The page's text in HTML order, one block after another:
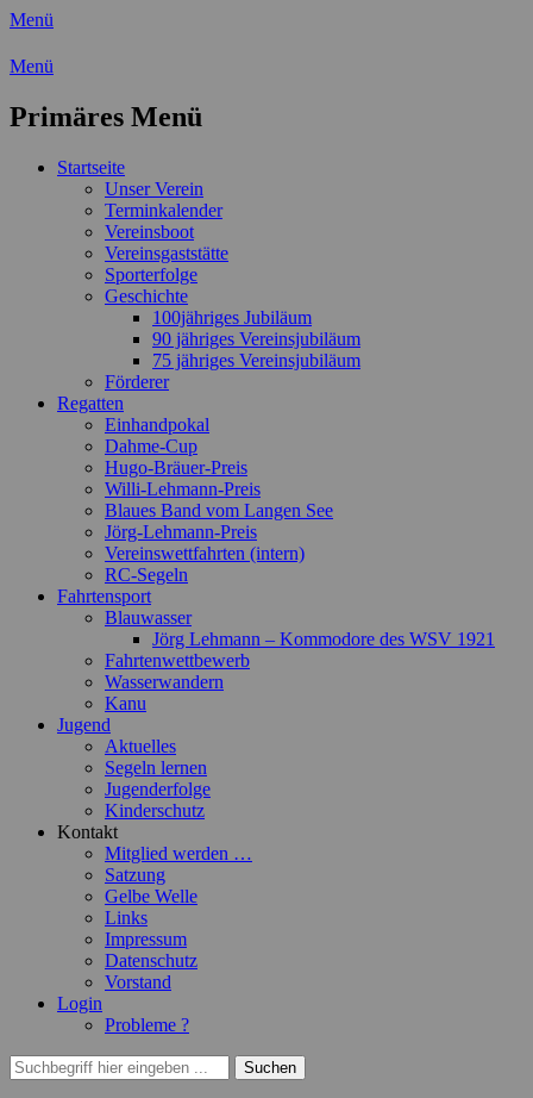
Menü
Wassersport-Verein 1921 e.V.
Freizeit mit der ganzen Familie
Menü
Primäres Menü
Zum
Startseite
Unser Verein
Terminkalender
Vereinsboot
Vereinsgaststätte
Sporterfolge
Geschichte
100jähriges Jubiläum
90 jähriges Vereinsjubiläum
75 jähriges Vereinsjubiläum
Förderer
Regatten
Einhandpokal
Dahme-Cup
Hugo-Bräuer-Preis
Willi-Lehmann-Preis
Blaues Band vom Langen See
Jörg-Lehmann-Preis
Vereinswettfahrten (intern)
RC-Segeln
Fahrtensport
Blauwasser
Jörg Lehmann – Kommodore des WSV 1921
Fahrtenwettbewerb
Wasserwandern
Kanu
Jugend
Aktuelles
Segeln lernen
Jugenderfolge
Kinderschutz
Kontakt
Mitglied werden …
Satzung
Gelbe Welle
Links
Impressum
Datenschutz
Vorstand
Login
Probleme ?
Suchen
Suchen
nach: